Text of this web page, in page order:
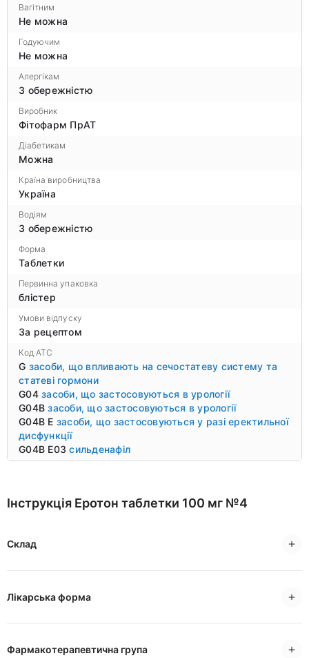
Вагітним
Не можна
Годуючим
Не можна
Алергікам
З обережністю
Виробник
Фітофарм ПрАТ
Діабетикам
Можна
Країна виробництва
Україна
Водіям
З обережністю
Форма
Таблетки
Первинна упаковка
блістер
Умови відпуску
За рецептом
Код ATC
G засоби, що впливають на сечостатеву систему та
статеві гормони
G04 засоби, що застосовуються в урології
G04Bзасоби, що застосовуються в урології
G04B E засоби, що застосовуються у разі еректильної
дисфункції
G04B E03сильденафіл
Інструкція Еротон таблетки 100 мг №4
Склад
Лікарська форма
Фармакотерапевтична група